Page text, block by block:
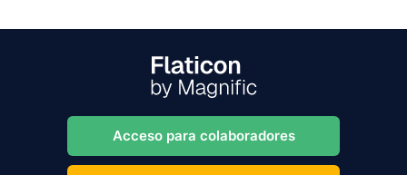
Acceso para colaboradores